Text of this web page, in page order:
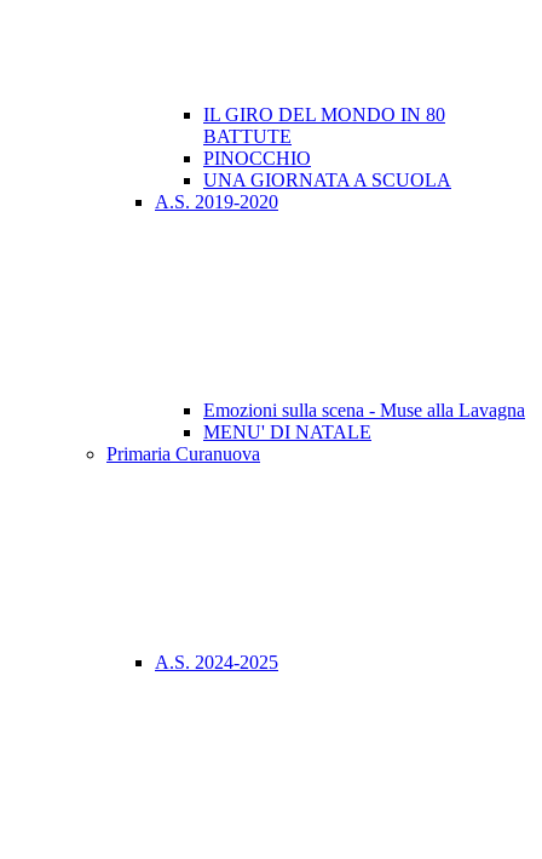
IL GIRO DEL MONDO IN 80
BATTUTE
PINOCCHIO
UNA GIORNATA A SCUOLA
A.S. 2019-2020
Emozioni sulla scena - Muse alla Lavagna
MENU' DI NATALE
Primaria Curanuova
A.S. 2024-2025